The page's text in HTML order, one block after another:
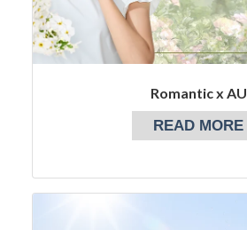
Romantic x AU
READ MORE